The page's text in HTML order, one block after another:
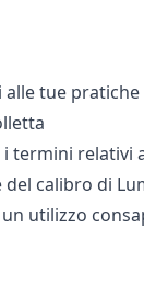
tue
relativi
del calibro di
utilizzo